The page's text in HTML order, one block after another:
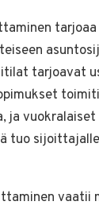
tarjoavat
ja
tuo
vaatii